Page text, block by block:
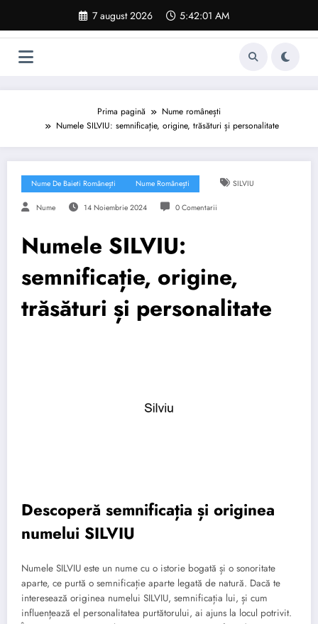
conținut
7 august 2026 5:42:02 AM
Prima pagină
Nume românești
Numele SILVIU: semnificație, origine, trăsături și personalitate
Nume De Baieti Românești Nume Românești SILVIU
Nume 14 Noiembrie 2024 0 Comentarii
Numele SILVIU:
semnificație, origine,
trăsături și personalitate
Descoperă semnificația și originea
numelui SILVIU
Numele SILVIU este un nume cu o istorie bogată și o sonoritate
aparte, ce purtă o semnificație aparte legată de natură. Dacă te
interesează originea numelui SILVIU, semnificația lui, și cum
influențează el personalitatea purtătorului, ai ajuns la locul potrivit.